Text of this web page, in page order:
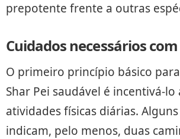
prepotente frente a outras
Cuidados necessários
O primeiro princípio básico
Shar Pei saudável é incentivá-lo
atividades físicas diárias.
indicam, pelo menos, duas